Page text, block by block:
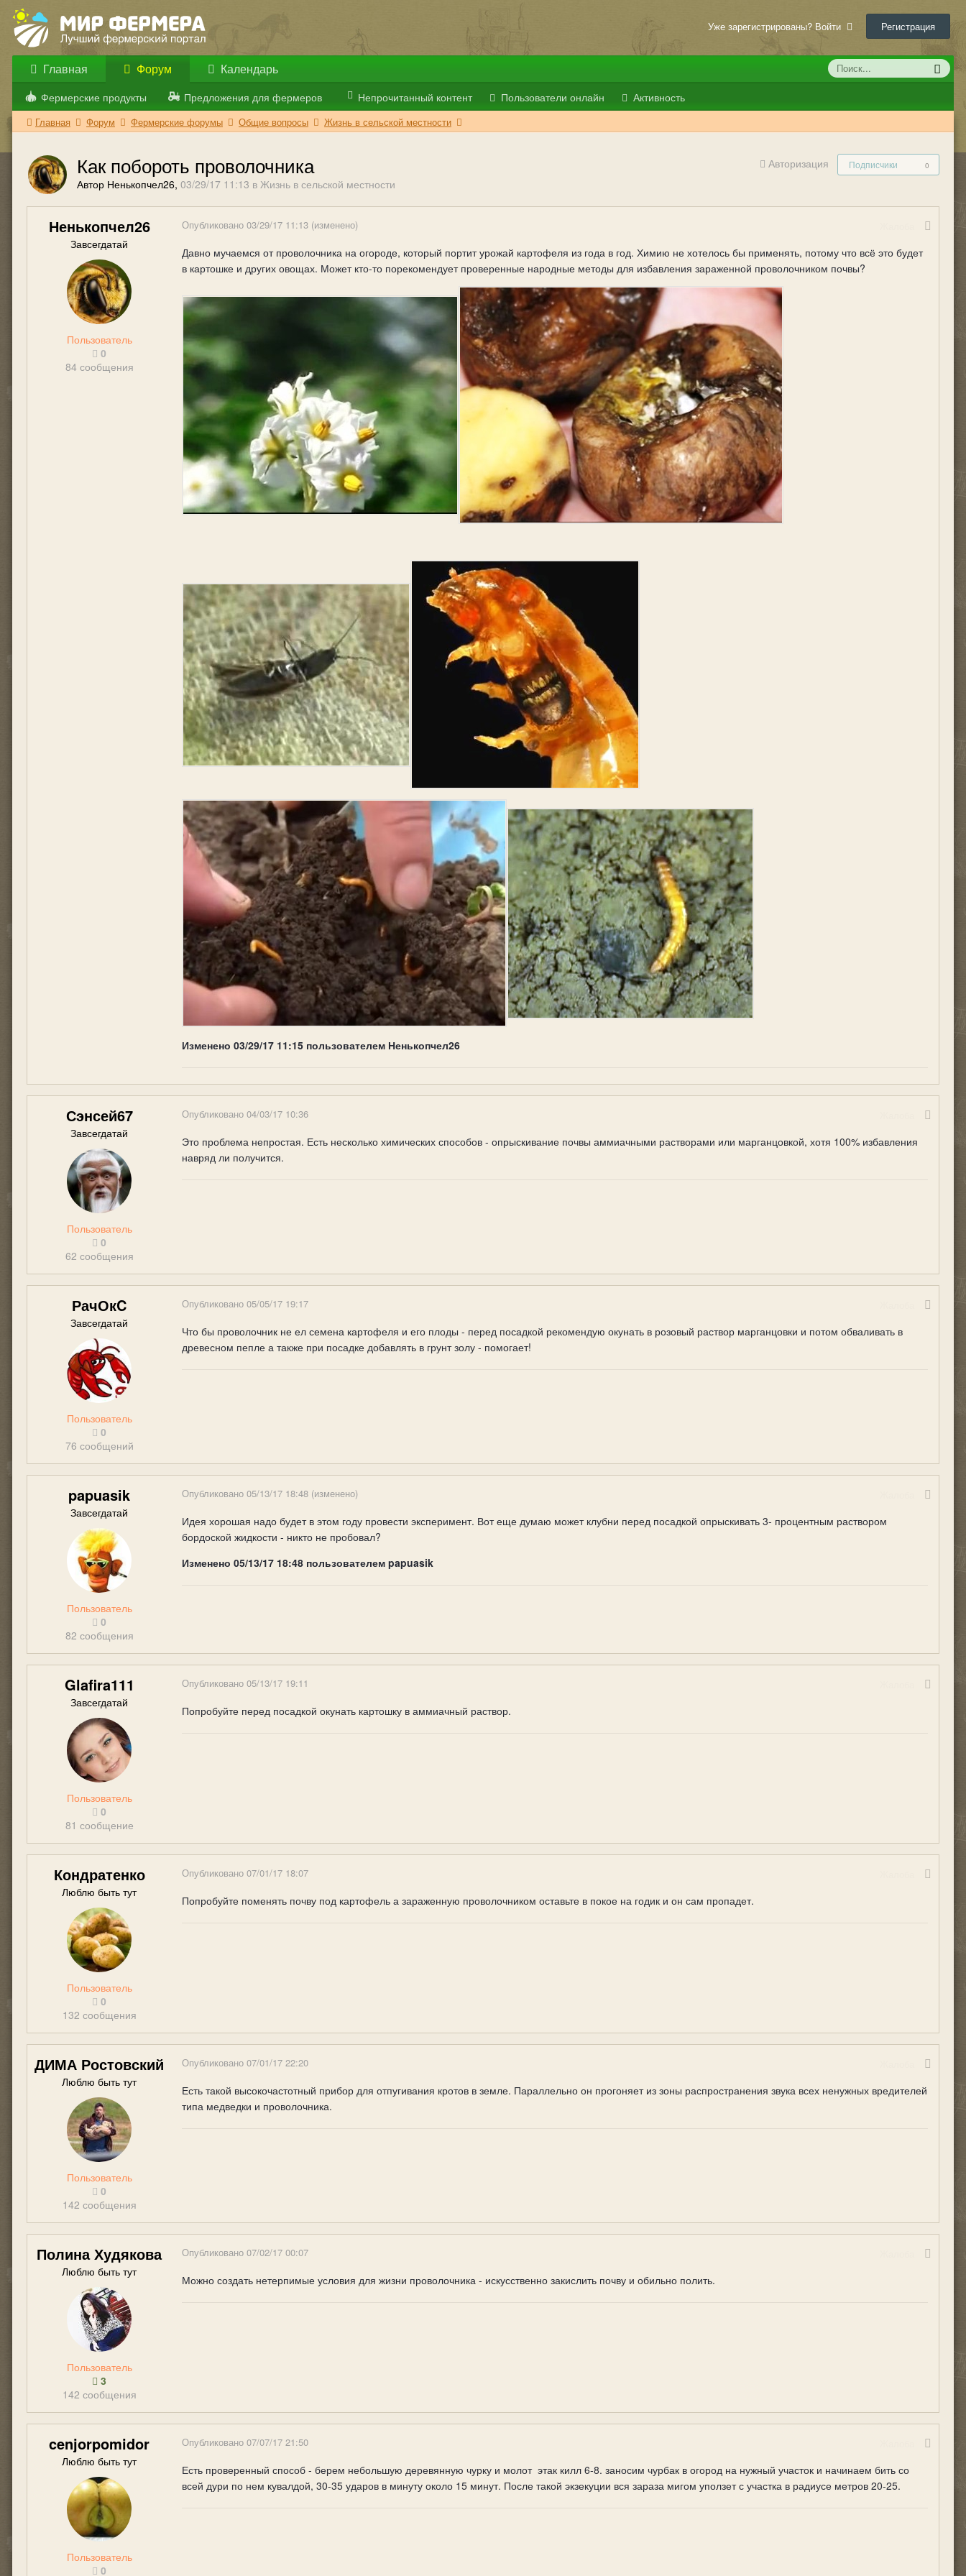
Уже зарегистрированы? Войти Регистрация
Главная Форум
Фермерские продукты Предложения для фермеров Непрочитанный контент Пользователи онлайн Активность
Календарь
Главная Форум Фермерские форумы Общие вопросы Жизнь в сельской местности
Авторизация Подписчики 0
Как побороть проволочника
Автор Ненькопчел26, 03/29/17 11:13 в Жизнь в сельской местности
Ненькопчел26
Завсегдатай
Пользователь
0
84 сообщения
Опубликовано 03/29/17 11:13 (изменено)
Давно мучаемся от проволочника на огороде, который портит урожай картофеля из года в год. Химию не хотелось бы применять, потому что всё это будет
в картошке и других овощах. Может кто-то порекомендует проверенные народные методы для избавления зараженной проволочником почвы?
Изменено 03/29/17 11:15 пользователем Ненькопчел26
Сэнсей67
Завсегдатай
Пользователь
0
62 сообщения
Опубликовано 04/03/17 10:36
Это проблема непростая. Есть несколько химических способов - опрыскивание почвы аммиачными растворами или марганцовкой, хотя 100% избавления
навряд ли получится.
РачОкC
Завсегдатай
Пользователь
0
76 сообщений
Опубликовано 05/05/17 19:17
Что бы проволочник не ел семена картофеля и его плоды - перед посадкой рекомендую окунать в розовый раствор марганцовки и потом обваливать в
древесном пепле а также при посадке добавлять в грунт золу - помогает!
papuasik
Завсегдатай
Пользователь
0
82 сообщения
Опубликовано 05/13/17 18:48 (изменено)
Идея хорошая надо будет в этом году провести эксперимент. Вот еще думаю может клубни перед посадкой опрыскивать 3- процентным раствором
бордоской жидкости - никто не пробовал?
Изменено 05/13/17 18:48 пользователем papuasik
Glafira111
Завсегдатай
Пользователь
0
81 сообщение
Опубликовано 05/13/17 19:11
Попробуйте перед посадкой окунать картошку в аммиачный раствор.
Кондратенко
Люблю быть тут
Пользователь
0
132 сообщения
Опубликовано 07/01/17 18:07
Попробуйте поменять почву под картофель а зараженную проволочником оставьте в покое на годик и он сам пропадет.
ДИМА Ростовский
Люблю быть тут
Пользователь
0
142 сообщения
Опубликовано 07/01/17 22:20
Есть такой высокочастотный прибор для отпугивания кротов в земле. Параллельно он прогоняет из зоны распространения звука всех ненужных вредителей
типа медведки и проволочника.
Полина Худякова
Люблю быть тут
Пользователь
3
142 сообщения
Опубликовано 07/02/17 00:07
Можно создать нетерпимые условия для жизни проволочника - искусственно закислить почву и обильно полить.
cenjorpomidor
Люблю быть тут
Пользователь
0
Опубликовано 07/07/17 21:50
Есть проверенный способ - берем небольшую деревянную чурку и молот этак килл 6-8. заносим чурбак в огород на нужный участок и начинаем бить со
всей дури по нем кувалдой, 30-35 ударов в минуту около 15 минут. После такой экзекуции вся зараза мигом уползет с участка в радиусе метров 20-25.